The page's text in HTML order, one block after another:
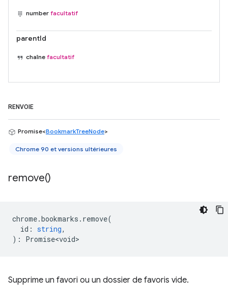
number facultatif
parentId
chaîne facultatif
RENVOIE
Promise<BookmarkTreeNode>
Chrome 90 et versions ultérieures
remove()
chrome.bookmarks . remove(
id : string,
) : Promise<void>
Supprime un favori ou un dossier de favoris vide.